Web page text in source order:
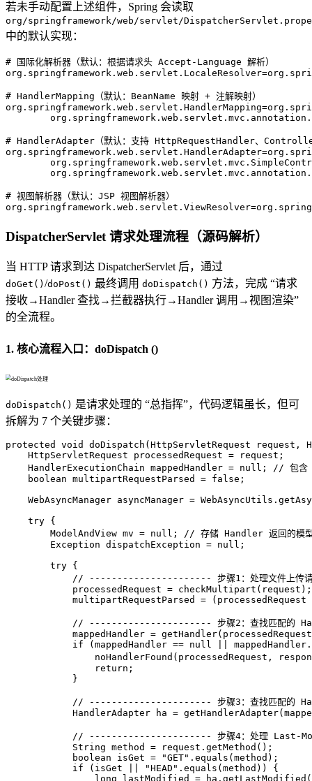
若未手动配置上述组件，Spring 会读取
org/springframework/web/servlet/
中的默认实现：
# 国际化解析器（默认：根据请求头 Accept-Language 解析）
org.springframework.web.servlet.LocaleResolver=
# HandlerMapping（默认：BeanName 映射 + 注解映射）
org.springframework.web.servlet.HandlerMapping=
# HandlerAdapter（默认：支持 HttpRequestHandler、
org.springframework.web.servlet.HandlerAdapter=
# 视图解析器（默认：JSP 视图解析器）
org.springframework.web.servlet.ViewResolver=
DispatcherServlet 请求处理流程（源码解析）
当 HTTP 请求到达 DispatcherServlet 后，通过
doGet() /doPost() 最终调用 doDispatch() 方法，完成 “请求
接收→Handler 查找→拦截器执行→Handler 调用→视图渲染”
的全流程。
1. 核心流程入口：doDispatch ()
doDispatch() 是请求处理的 “总指挥”，代码逻辑虽长，但可
拆解为 7 个关键步骤：
protected void doDispatch (HttpServletRequest request,
HttpServletRequest
processedRequest = request;
HandlerExecutionChain mappedHandler = null ;
// 包含
boolean multipartRequestParsed = false ;
WebAsyncManager asyncManager =
try {
ModelAndView mv = null ;
// 存储 Handler 返回的模
Exception dispatchException = null ;
try {
// ---------------------- 步骤1：处理文件上
            processedRequest = checkMultipart(request);
multipartRequestParsed = (processedRequest
// ---------------------- 步骤2：查找匹配的
mappedHandler =
if (mappedHandler == null
||
noHandlerFound(processedRequest,
return ;
            }
// ---------------------- 步骤3：查找匹配的
HandlerAdapter
ha =
// ---------------------- 步骤4：处理 Last-
String method = request.getMethod();
boolean
isGet = "GET" .equals(method);
if (isGet || "HEAD" .equals(method)) {
long
lastModified =